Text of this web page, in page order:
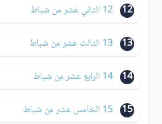
12 12 الثاني عشر من شباط
13 13 الثالث عشر من شباط
14 14 الرابع عشر من شباط
15 15 الخامس عشر من شباط